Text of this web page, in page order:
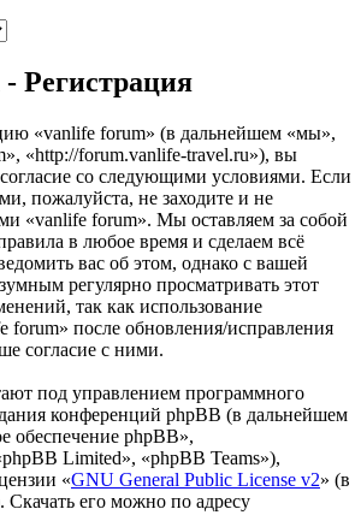
Регистрация
«vanlife forum» (в дальнейшем «мы»,
«http://forum.vanlife-travel.ru»), вы
со следующими условиями. Если
пожалуйста, не заходите и не
«vanlife forum». Мы оставляем за собой
в любое время и сделаем всё
вас об этом, однако с вашей
регулярно просматривать этот
так как использование
forum» после обновления/исправления
согласие с ними.
под управлением программного
конференций phpBB (в дальнейшем
обеспечение phpBB»,
Limited», «phpBB Teams»),
«GNU General Public License v2» (в
его можно по адресу